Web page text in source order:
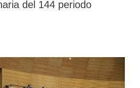
del 144 periodo